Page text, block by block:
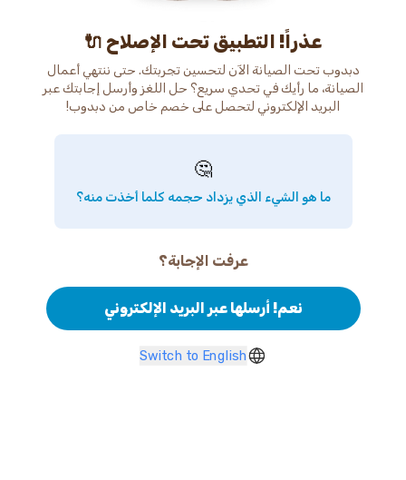
عذراً! التطبيق تحت الإصلاح 🔌
دبدوب تحت الصيانة الآن لتحسين تجربتك. حتى ننتهي أعمال
الصيانة، ما رأيك في تحدي سريع؟ حل اللغز وأرسل إجابتك عبر
البريد الإلكتروني لتحصل على خصم خاص من دبدوب!
🤔
ما هو الشيء الذي يزداد حجمه كلما أخذت منه؟
عرفت الإجابة؟
نعم! أرسلها عبر البريد الإلكتروني
Switch to English